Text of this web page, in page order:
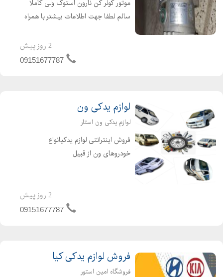
موتور کولر کن نارون استوک ولی کاملا
سالم لطفا جهت اطلاعات بیشتر با همراه
2 روز پیش
09151677787
لوازم یدکی ون
لوازم یدکی ون استار
فروش اینترانتی لوازم یدکیانواع
خودروهای ون از قبیل
نارون.لوازم یدکی L300 لوازم جلوبندی ون
دلیکا . لوازم ون میتسوبیش...
2 روز پیش
09151677787
فروش لوازم یدکی کیا
فروشگاه امین استور